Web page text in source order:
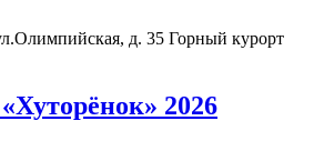
д. 35 Горный курорт
2026